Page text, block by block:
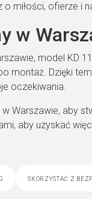
miłości, ofierze i
w
model KD
montaż. Dzięki
oczekiwania.
Warszawie, aby
aby uzyskać
skorzystać z